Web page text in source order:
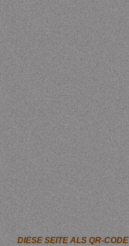
DIESE SEITE ALS QR-CODE